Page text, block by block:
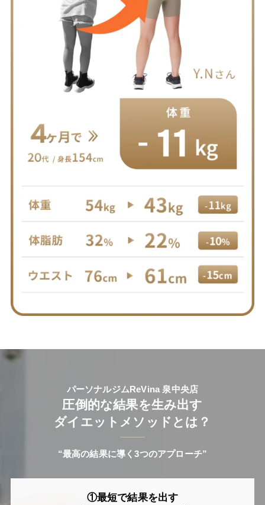
パーソナルジムReVina 泉中央店
圧倒的な結果を生み出す
ダイエットメソッドとは？
“最高の結果に導く3つのアプローチ”
①最短で結果を出す